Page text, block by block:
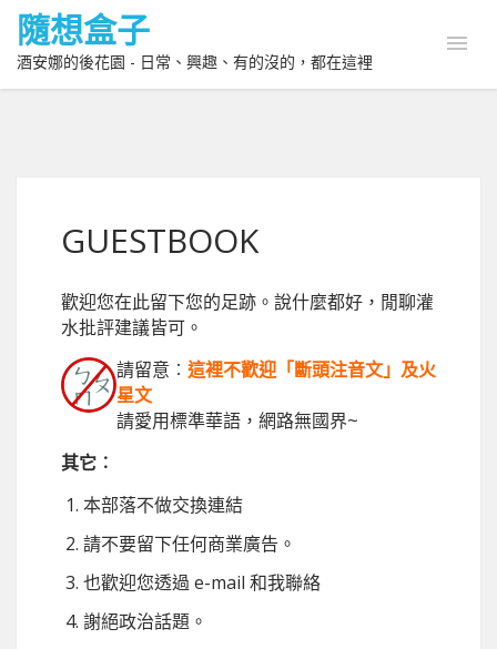
隨想盒子
酒安娜的後花園 - 日常、興趣、有的沒的，都在這裡
GUESTBOOK
歡迎您在此留下您的足跡。說什麼都好，閒聊灌
水批評建議皆可。
請留意︰ 這裡不歡迎「斷頭注音文」及火
星文
請愛用標準華語，網路無國界~
其它︰
本部落不做交換連結
請不要留下任何商業廣告。
也歡迎您透過 e-mail 和我聯絡
謝絕政治話題。